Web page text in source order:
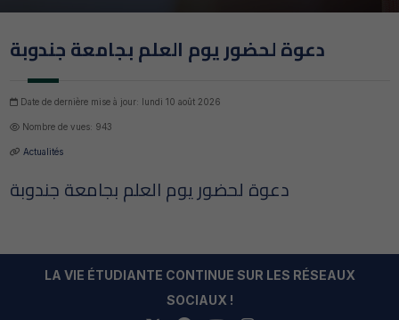
دعوة لحضور يوم العلم بجامعة جندوبة
Date de dernière mise à jour: lundi 10 août 2026
Nombre de vues: 943
Actualités
LA VIE ÉTUDIANTE CONTINUE SUR LES RÉSEAUX
SOCIAUX !